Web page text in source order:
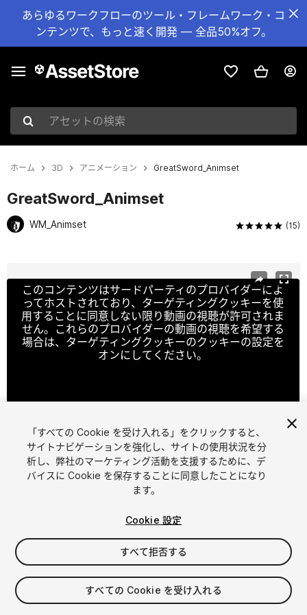
あらゆるワークフローのツール・フレームワーク・コ
ンテンツで、もっと速く開発 — 全品50%オフ。
アセットの検索
ホーム 3D アニメーション GreatSword_Animset
GreatSword_Animset
WM_Animset (15)
このコンテンツはサードパーティのプロバイダーによ
ってホストされており、ターゲティングクッキーを使
用することに同意しない限り動画の視聴が許可されま
せん。これらのプロバイダーの動画の視聴を希望する
場合は、ターゲティングクッキーのクッキーの設定を
オンにしてください。
1/ 17
$49.99
消費税は決済時に計算されます
「すべての Cookie を受け入れる」をクリックすると、
サイトナビゲーションを強化し、サイトの使用状況を分
析し、弊社のマーケティング活動を支援するために、デ
バイスに Cookie を保存することに同意したことになり
ます。
Cookie 設定
すべて拒否する
すべての Cookie を受け入れる